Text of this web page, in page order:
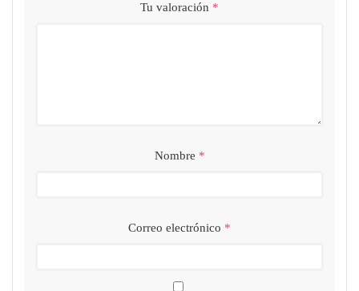
Tu valoración *
Nombre *
Correo electrónico *